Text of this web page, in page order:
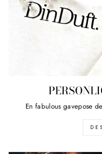
En fabulous gavepose